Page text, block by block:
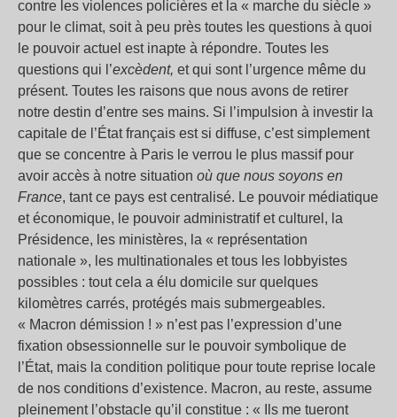
contre les violences policières et la « marche du siècle »
pour le climat, soit à peu près toutes les questions à quoi
le pouvoir actuel est inapte à répondre. Toutes les
questions qui l’excèdent, et qui sont l’urgence même du
présent. Toutes les raisons que nous avons de retirer
notre destin d’entre ses mains. Si l’impulsion à investir la
capitale de l’État français est si diffuse, c’est simplement
que se concentre à Paris le verrou le plus massif pour
avoir accès à notre situation où que nous soyons en
France, tant ce pays est centralisé. Le pouvoir médiatique
et économique, le pouvoir administratif et culturel, la
Présidence, les ministères, la « représentation
nationale », les multinationales et tous les lobbyistes
possibles : tout cela a élu domicile sur quelques
kilomètres carrés, protégés mais submergeables.
« Macron démission ! » n’est pas l’expression d’une
fixation obsessionnelle sur le pouvoir symbolique de
l’État, mais la condition politique pour toute reprise locale
de nos conditions d’existence. Macron, au reste, assume
pleinement l’obstacle qu’il constitue : « Ils me tueront